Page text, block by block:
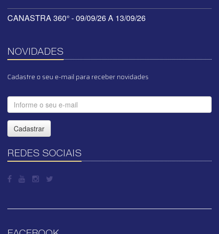
CANASTRA 360° - 09/09/26 A 13/09/26
NOVIDADES
Cadastre o seu e-mail para receber novidades
Cadastrar
REDES SOCIAIS